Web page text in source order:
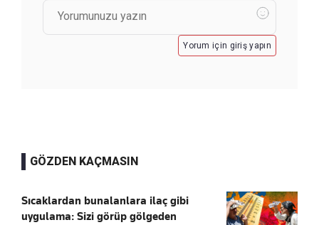
Yorum için giriş yapın
GÖZDEN KAÇMASIN
Sıcaklardan bunalanlara ilaç gibi
uygulama: Sizi görüp gölgeden